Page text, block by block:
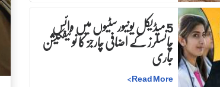
5 میڈیکل یونیورسٹیوں میں وائس
چانسلرز کے اضافی چارجز کا نوٹیفکیشن
جاری
Read More
>